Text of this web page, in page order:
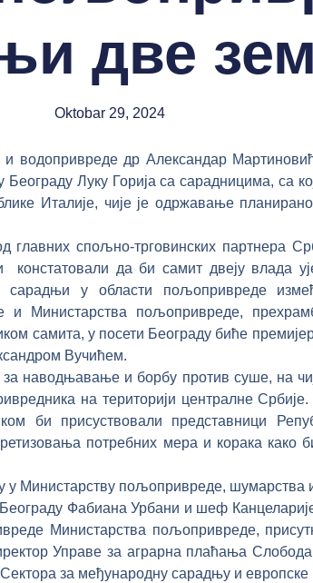
две
Oktobar 29, 2024
др Александар Мартиновић
Луку Горија са сарадницима, са
Италије, чије је одржавање
главних спољно-трговинских партнера
да би самит двеју влада
у области пољопривреде
и Министарства пољопривреде,
самита, у посети Београду биће
Вучићем.
наводњавање и борбу против суше, на
на територији централне
би присуствовали представници
потребних мера и корака како
пољопривреде, шумарства и
Фабиана Урбани и шеф
Министарства пољопривреде,
Управе за аграрна плаћања
за међународну сарадњу и европске